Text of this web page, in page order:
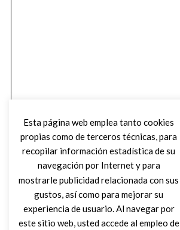
Esta página web emplea tanto cookies
propias como de terceros técnicas, para
recopilar información estadística de su
navegación por Internet y para
mostrarle publicidad relacionada con sus
gustos, así como para mejorar su
experiencia de usuario. Al navegar por
este sitio web, usted accede al empleo de